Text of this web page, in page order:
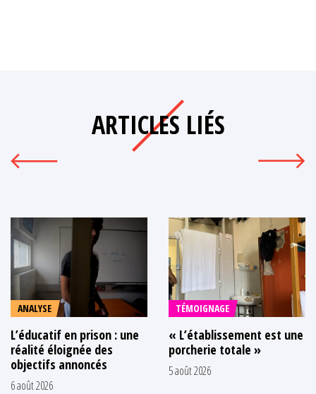
ARTICLES LIÉS
ANALYSE
L’éducatif en prison : une
réalité éloignée des
objectifs annoncés
6 août 2026
TÉMOIGNAGE
« L’établissement est une
porcherie totale »
5 août 2026